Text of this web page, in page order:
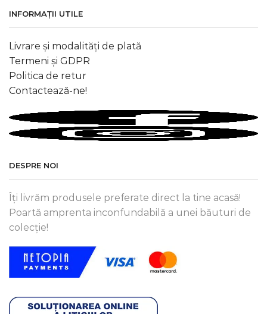
INFORMAȚII UTILE
Livrare și modalități de plată
Termeni și GDPR
Politica de retur
Contactează-ne!
DESPRE NOI
Îți livrăm produsele preferate direct la tine acasă!
Poartă amprenta inconfundabilă a unei băuturi de
colecție!